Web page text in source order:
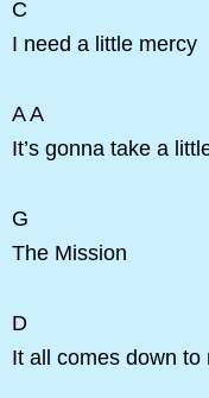
C
I need a little mercy
A A
It’s gonna take a
G
The Mission
D
It all comes down to